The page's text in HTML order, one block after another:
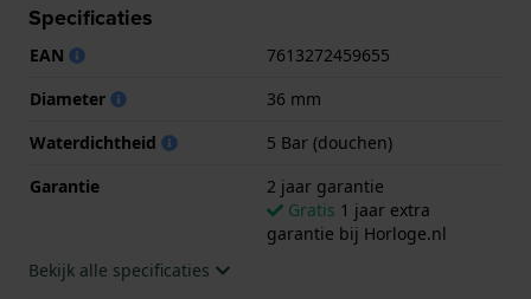
Specificaties
EAN
7613272459655
Diameter
36 mm
Waterdichtheid
5 Bar (douchen)
Garantie
2 jaar garantie
Gratis 1 jaar extra
garantie bij Horloge.nl
Bekijk alle specificaties